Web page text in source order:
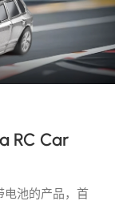
RC Car
电池的产品，首